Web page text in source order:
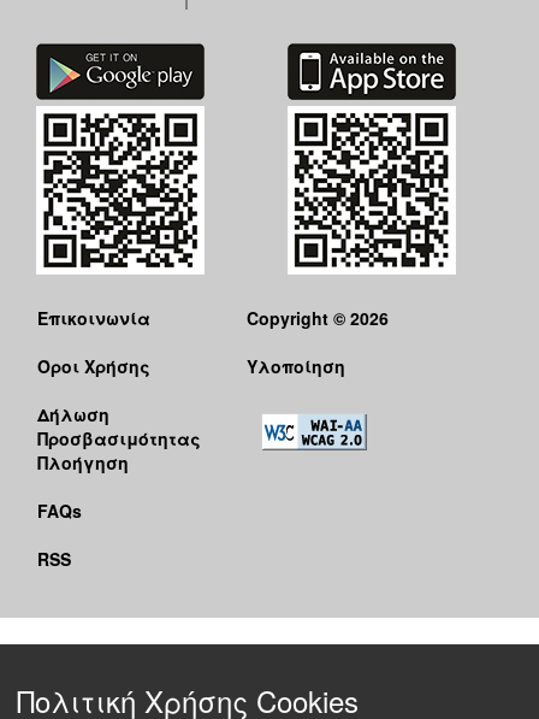
Επικοινωνία
Όροι Χρήσης
Δήλωση
Προσβασιμότητας
Πλοήγηση
FAQs
RSS
Copyright © 2026
Υλοποίηση
Πολιτική Χρήσης Cookies